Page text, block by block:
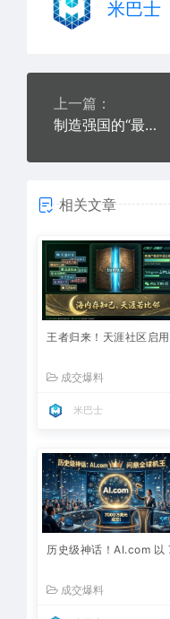
米巴士
上一篇：
制造强国的“最后一公里”
相关文章
成交爆料
米巴士
成交爆料